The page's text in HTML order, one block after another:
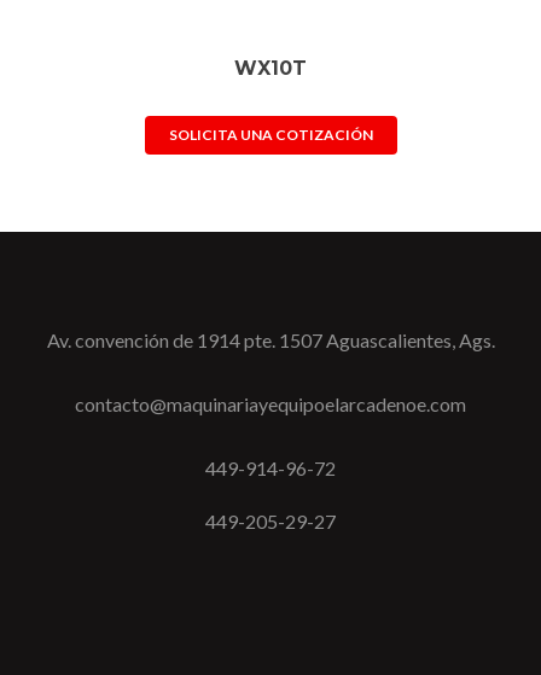
WX10T
SOLICITA UNA COTIZACIÓN
Av. convención de 1914 pte. 1507 Aguascalientes, Ags.
contacto@maquinariayequipoelarcadenoe.com
449-914-96-72
449-205-29-27